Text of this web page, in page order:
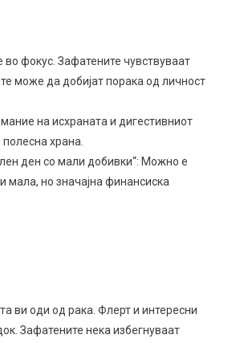
фокус. Зафатените чувствуваат
може да добијат порака од личност
на исхраната и дигестивниот
храна.
ден со мали добивки“: Можно е
мала, но значајна финансиска
ви оди од рака. Флерт и интересни
Зафатените нека избегнуваат